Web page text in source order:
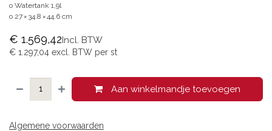
o Watertank 1,9l
o 27 × 34.8 × 44.6 cm
€ 1.569,42Incl. BTW
€ 1.297,04 excl. BTW per st
Aan winkelmandje toevoegen
Algemene voorwaarden